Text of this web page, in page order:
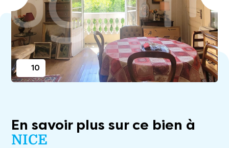
10
En savoir plus sur ce bien à
NICE